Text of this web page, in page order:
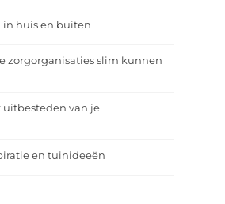
huis en buiten
zorgorganisaties slim kunnen
van je
en tuinideeën